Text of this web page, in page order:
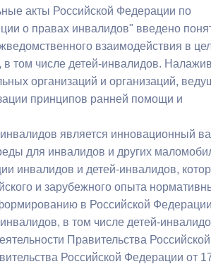
акты Российской Федерации по
о правах инвалидов" введено
взаимодействия в
том числе детей-инвалидов.
организаций и организаций,
принципов ранней помощи и
является инновационный
для инвалидов и других
инвалидов и детей-инвалидов,
и зарубежного опыта
в Российской Федерации
в том числе детей-
Правительства Российской
Российской Федерации от